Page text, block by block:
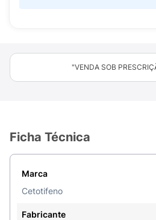
"VENDA SOB
Ficha Técnica
Marca
Cetotifeno
Fabricante